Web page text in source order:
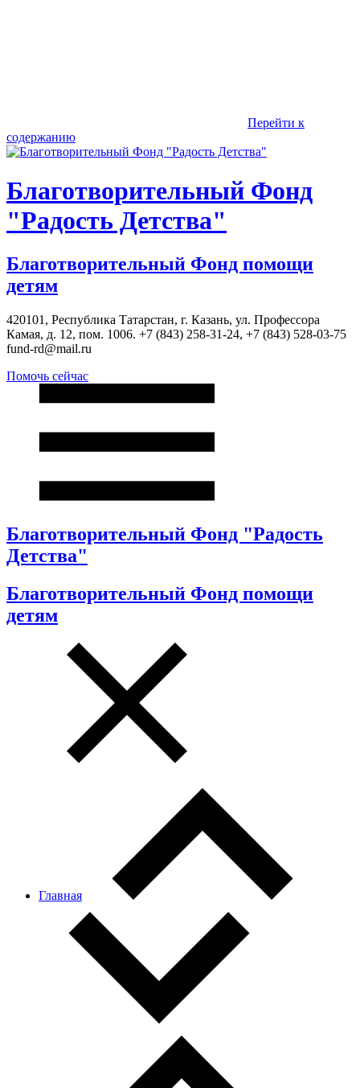
Перейти к
содержанию
Благотворительный Фонд
"Радость Детства"
Благотворительный Фонд помощи
детям
420101, Республика Татарстан, г. Казань, ул. Профессора
Камая, д. 12, пом. 1006. +7 (843) 258-31-24, +7 (843) 528-03-75
fund-rd@mail.ru
Помочь сейчас
Благотворительный Фонд "Радость
Детства"
Благотворительный Фонд помощи
детям
Главная